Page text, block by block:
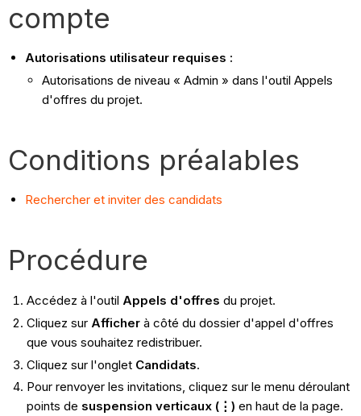
compte
Autorisations utilisateur requises :
Autorisations de niveau « Admin » dans l'outil Appels
d'offres du projet.
Conditions préalables
Rechercher et inviter des candidats
Procédure
Accédez à l'outil Appels d'offres du projet.
Cliquez sur Afficherà côté du dossier d'appel d'offres
que vous souhaitez redistribuer.
Cliquez sur l'onglet Candidats.
Pour renvoyer les invitations, cliquez sur le menu déroulant
points de suspension verticaux (⋮) en haut de la page.